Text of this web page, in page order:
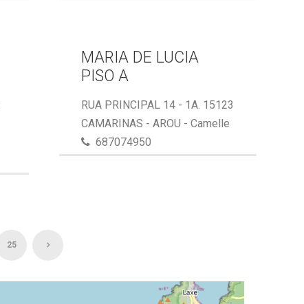
MARIA DE LUCIA
PISO A
RUA PRINCIPAL 14 - 1A. 15123
CAMARINAS - AROU - Camelle
687074950
25